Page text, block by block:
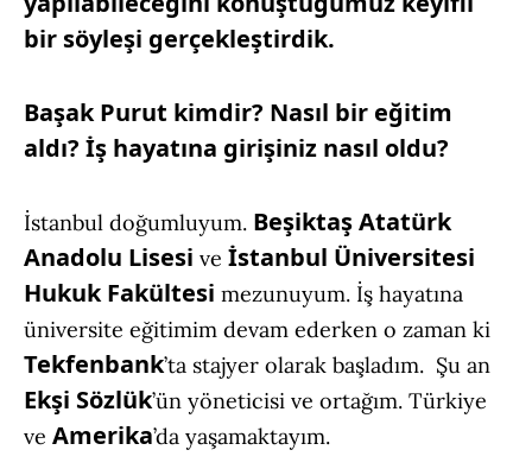
bir söyleşi gerçekleştirdik.
Başak Purut kimdir? Nasıl bir eğitim
aldı? İş hayatına girişiniz nasıl oldu?
İstanbul doğumluyum. Beşiktaş Atatürk
Anadolu Lisesi ve İstanbul Üniversitesi
Hukuk Fakültesi mezunuyum. İş hayatına
üniversite eğitimim devam ederken o zaman ki
Tekfenbank’ta stajyer olarak başladım. Şu an
Ekşi Sözlük’ün yöneticisi ve ortağım. Türkiye
ve Amerika’da yaşamaktayım.